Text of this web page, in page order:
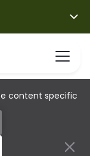
content specific